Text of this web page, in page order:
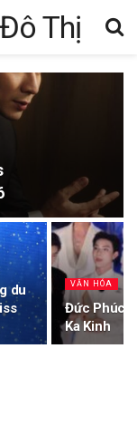
du
VĂN HÓA
Đức Phúc
Ka Kinh